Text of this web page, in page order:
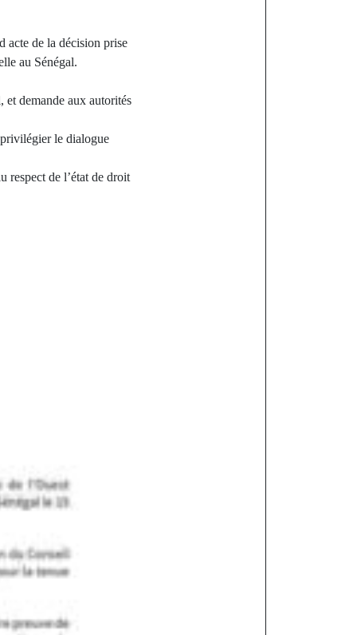
acte de la décision prise
au Sénégal.
et demande aux autorités
le dialogue
respect de l’état de droit